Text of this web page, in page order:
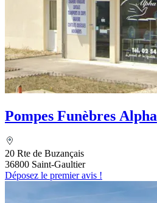
Pompes Funèbres Alpha
20 Rte de Buzançais
36800 Saint-Gaultier
Déposez le premier avis !